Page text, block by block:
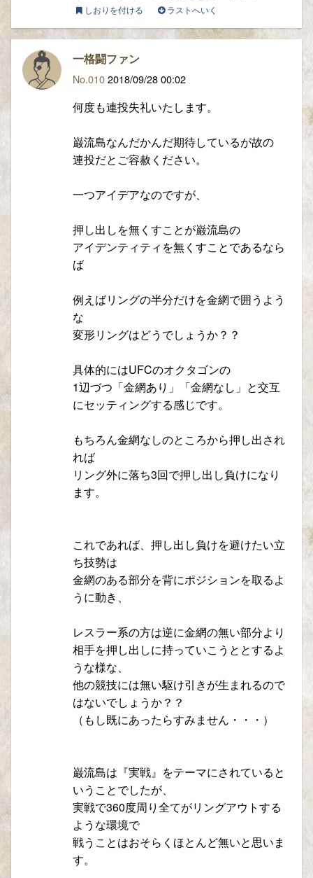
しおりを付ける ラストへいく
一格闘ファン
No.0102018/09/28 00:02
何度も連投失礼いたします。
巌流島なんだかんだ期待しているが故の
連投だとご容赦ください。
一つアイデアなのですが、
押し出しを無くすことが巌流島の
アイデンティティを無くすことであるなら
ば
例えばリングの半分だけを金網で囲うよう
な
変形リングはどうでしょうか？？
具体的にはUFCのオクタゴンの
1辺づつ「金網あり」「金網なし」と交互
にセッティングする感じです。
もちろん金網なしのところから押し出され
れば
リング外に落ち3回で押し出し負けになり
ます。
これであれば、押し出し負けを避けたい立
ち技勢は
金網のある部分を背にポジションを取るよ
うに動き、
レスラー系の方は逆に金網の無い部分より
相手を押し出しに持っていこうととするよ
うな様な、
他の競技には無い駆け引きが生まれるので
はないでしょうか？？
（もし既にあったらすみません・・・）
巌流島は『実戦』をテーマにされていると
いうことでしたが、
実戦で360度周り全てがリングアウトする
ような環境で
戦うことはおそらくほとんど無いと思いま
す。